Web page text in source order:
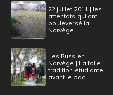
22 juillet 2011 | les
attentats qui ont
bouleversé la
Norvège
Les Russ en
Norvège | La folle
tradition étudiante
avant le bac